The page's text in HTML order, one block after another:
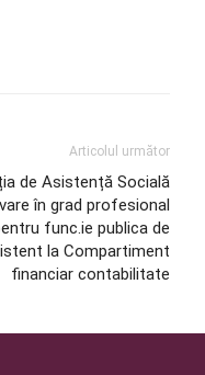
Articolul următor
de Asistență Socială
în grad profesional
func.ie publica de
la Compartiment
financiar contabilitate